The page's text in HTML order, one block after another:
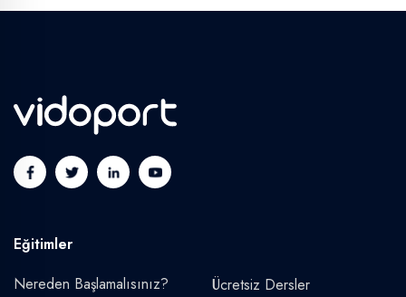
Eğitimler
Nereden Başlamalısınız?
Ücretsiz Dersler